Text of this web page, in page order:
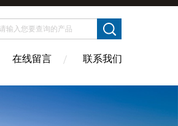
在线留言 联系我们